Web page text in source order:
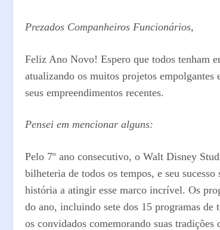
Prezados Companheiros Funcionários,
Feliz Ano Novo! Espero que todos tenham
atualizando os muitos projetos
seus empreendimentos recentes.
Pensei em mencionar alguns:
Pelo 7º ano consecutivo, o Walt Disney
bilheteria de todos os tempos, e seu
história a atingir esse marco incrível. Os
do ano, incluindo sete dos 15 programas
os convidados comemorando suas